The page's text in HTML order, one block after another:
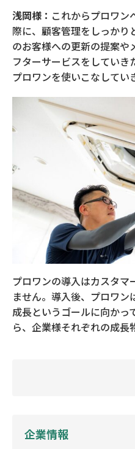
浅岡様： これからプロワン
際に、顧客管理をしっかり
のお客様への更新の提案
フターサービスをしていき
プロワンを使いこなしてい
プロワンの導入はカスタ
ません。導入後、プロワ
成長というゴールに向かっ
ら、企業様それぞれの成長
企業情報